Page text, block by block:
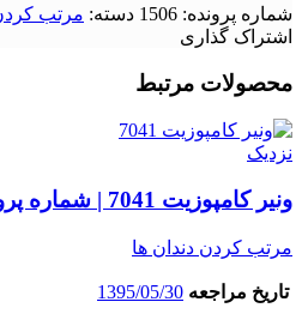
شماره پرونده: 1506 دسته: مرتب
اشتراک گذاری
محصولات مرتبط
نزدیک
ونیر کامپوزیت 7041 | شماره پرونده : 7041
مرتب کردن دندان ها
تاریخ مراجعه 1395/05/30